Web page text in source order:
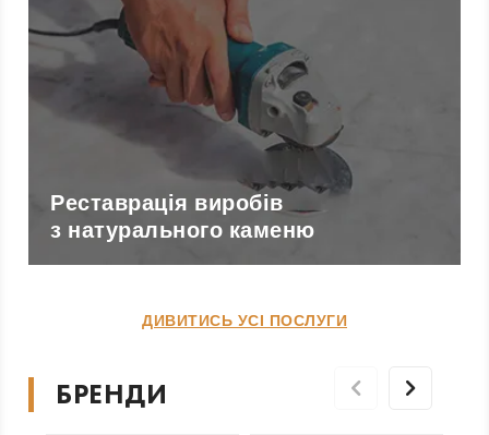
Реставрація виробів
з натурального каменю
ДИВИТИСЬ УСІ ПОСЛУГИ
БРЕНДИ